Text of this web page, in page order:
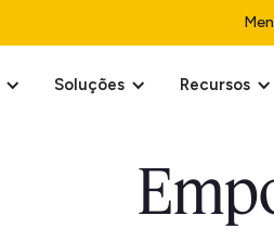
Soluções Recursos